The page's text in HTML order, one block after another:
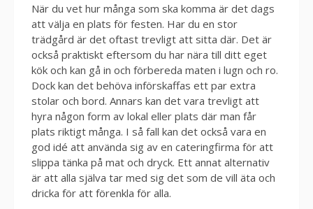
När du vet hur många som ska komma är det dags
att välja en plats för festen. Har du en stor
trädgård är det oftast trevligt att sitta där. Det är
också praktiskt eftersom du har nära till ditt eget
kök och kan gå in och förbereda maten i lugn och ro.
Dock kan det behöva införskaffas ett par extra
stolar och bord. Annars kan det vara trevligt att
hyra någon form av lokal eller plats där man får
plats riktigt många. I så fall kan det också vara en
god idé att använda sig av en cateringfirma för att
slippa tänka på mat och dryck. Ett annat alternativ
är att alla själva tar med sig det som de vill äta och
dricka för att förenkla för alla.